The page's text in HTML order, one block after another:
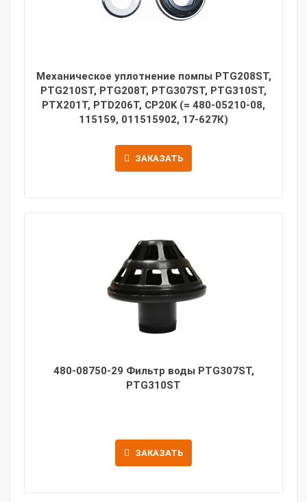
Механическое уплотнение помпы PTG208SТ,
PTG210ST, PTG208T, PTG307ST, PTG310ST,
PTX201T, PTD206T, CP20K (= 480-05210-08,
115159, 011515902, 17-627К)
ЗАКАЗАТЬ
480-08750-29 Фильтр воды PTG307ST,
PTG310ST
ЗАКАЗАТЬ